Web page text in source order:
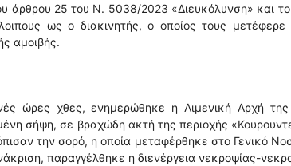
άρθρου 25 του Ν. 5038/2023 «Διευκόλυνση» και
ως ο διακινητής, ο οποίος τους
αμοιβής.
ώρες χθες, ενημερώθηκε η Λιμενική Αρχή
σήψη, σε βραχώδη ακτή της περιοχής
την σορό, η οποία μεταφέρθηκε στο Γενικό
παραγγέλθηκε η διενέργεια νεκροψίας-